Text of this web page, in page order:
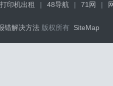
打印机出租 | 48导航 | 71网 |
错解决方法版权所有 SiteMap